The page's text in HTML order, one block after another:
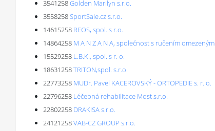
3541258Golden Marilyn s.r.o.
3558258SportSale.cz s.r.o.
14615258 REOS, spol. s r.o.
14864258 M A N Z A N A, společnost s ručením omezeným
15529258 L.B.K., spol. s r. o.
18631258TRITON,spol. s.r.o.
22773258 MUDr. Pavel KACEROVSKÝ - ORTOPEDIE s. r. o.
22796258 Léčebná rehabilitace Most s.r.o.
22802258 DRAKISA s.r.o.
24121258VAB-CZ GROUP s.r.o.